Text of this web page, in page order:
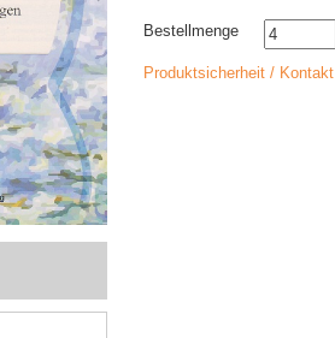
Bestellmenge
Produktsicherheit / Kontakt